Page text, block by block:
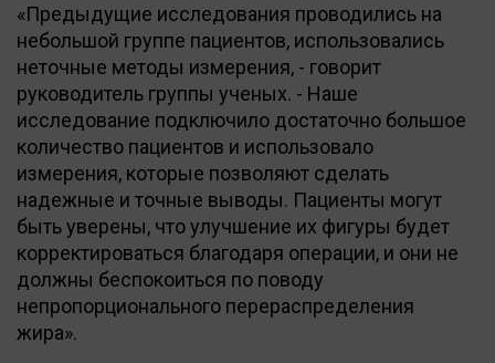
«Предыдущие исследования проводились на
небольшой группе пациентов, использовались
неточные методы измерения, - говорит
руководитель группы ученых. - Наше
исследование подключило достаточно большое
количество пациентов и использовало
измерения, которые позволяют сделать
надежные и точные выводы. Пациенты могут
быть уверены, что улучшение их фигуры будет
корректироваться благодаря операции, и они не
должны беспокоиться по поводу
непропорционального перераспределения
жира».